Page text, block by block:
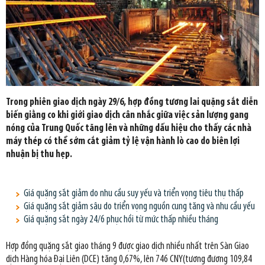
Trong phiên giao dịch ngày 29/6, hợp đồng tương lai quặng sắt diễn
biến giằng co khi giới giao dịch cân nhắc giữa việc sản lượng gang
nóng của Trung Quốc tăng lên và những dấu hiệu cho thấy các nhà
máy thép có thể sớm cắt giảm tỷ lệ vận hành lò cao do biên lợi
nhuận bị thu hẹp.
Giá quặng sắt giảm do nhu cầu suy yếu và triển vọng tiêu thụ thấp
Giá quặng sắt giảm sâu do triển vọng nguồn cung tăng và nhu cầu yếu
Giá quặng sắt ngày 24/6 phục hồi từ mức thấp nhiều tháng
Hợp đồng quặng sắt giao tháng 9 được giao dịch nhiều nhất trên Sàn Giao
dịch Hàng hóa Đại Liên (DCE) tăng 0,67%, lên 746 CNY(tương đương 109,84